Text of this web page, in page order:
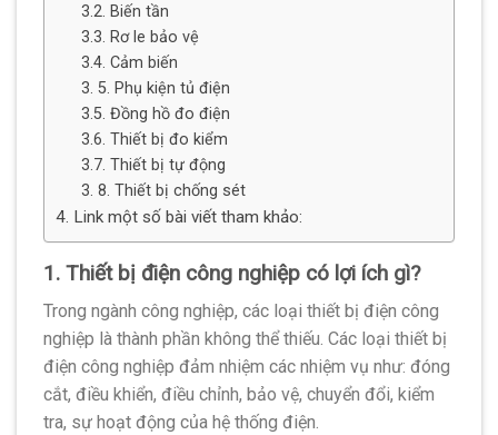
3.2. Biến tần
3.3. Rơ le bảo vệ
3.4. Cảm biến
3. 5. Phụ kiện tủ điện
3.5. Đồng hồ đo điện
3.6. Thiết bị đo kiểm
3.7. Thiết bị tự động
3. 8. Thiết bị chống sét
4. Link một số bài viết tham khảo:
1. Thiết bị điện công nghiệp có lợi ích gì?
Trong ngành công nghiệp, các loại thiết bị điện công
nghiệp là thành phần không thể thiếu. Các loại thiết bị
điện công nghiệp đảm nhiệm các nhiệm vụ như: đóng
cắt, điều khiển, điều chỉnh, bảo vệ, chuyển đổi, kiểm
tra, sự hoạt động của hệ thống điện.